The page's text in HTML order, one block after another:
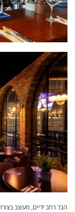
הבר רחב ידיים, מעוצב